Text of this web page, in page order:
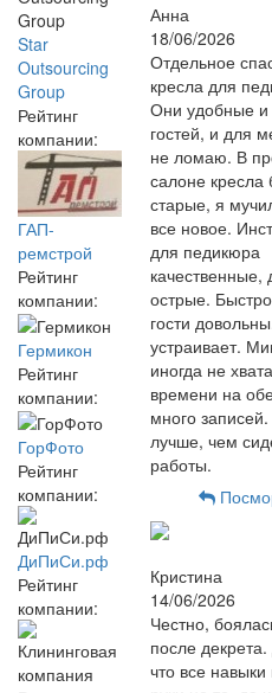
Star
Outsourcing
Group
Рейтинг
компании:
ГАП-
ремстрой
Рейтинг
компании:
Гермикон
Рейтинг
компании:
ГорФото
Рейтинг
компании:
ДиПиСи.рф
Рейтинг
компании:
Анна
18/06/2026
Отдельное
кресла для
Они удобные и
гостей, и для
не ломаю. В
салоне кресла
старые, я
все новое.
для педикюра
качественные,
острые.
гости
устраивает.
иногда не
времени на
много
лучше, чем
работы.
Кристина
14/06/2026
Честно,
после
что все